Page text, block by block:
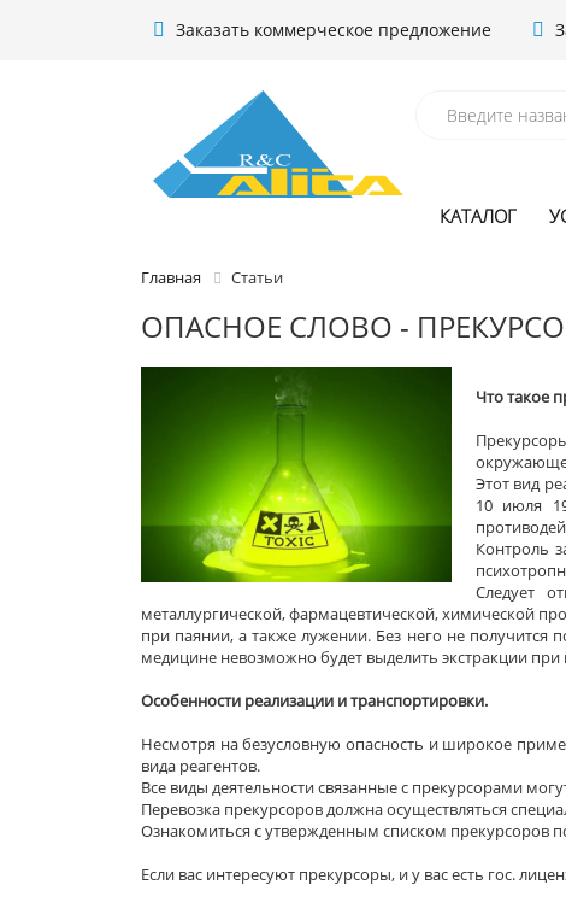
Заказать коммерческое предложение
КАТАЛОГ
Главная Статьи
ОПАСНОЕ СЛОВО -
Что такое
Этот вид
10 июля
Контроль
Следует
металлургической, фармацевтической, химической
при паянии, а также лужении. Без него не получится
медицине невозможно будет выделить экстракции
Особенности реализации и транспортировки.
Несмотря на безусловную опасность и широкое
вида реагентов.
Все виды деятельности связанные с прекурсорами
Перевозка прекурсоров должна осуществляться
Ознакомиться с утвержденным списком прекурсоров
Если вас интересуют прекурсоры, и у вас есть гос.